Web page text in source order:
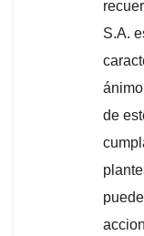
S.A.
de